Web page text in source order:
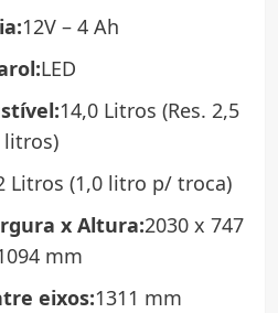
12V – 4 Ah
LED
14,0 Litros (Res. 2,5
litros)
Litros (1,0 litro p/ troca)
x Altura:2030 x 747
mm
eixos:1311 mm